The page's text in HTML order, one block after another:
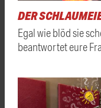
DER
Egal wie blöd sie
beantwortet eure